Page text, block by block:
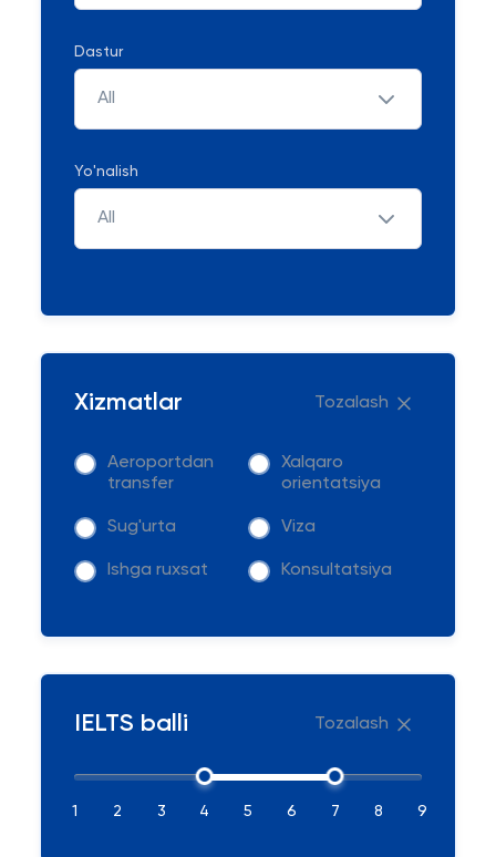
Dastur
All
Yo'nalish
All
Xizmatlar Tozalash
Aeroportdan
transfer
Xalqaro
orientatsiya
Sug'urta Viza
Ishga ruxsat Konsultatsiya
IELTS balli Tozalash
1 2 3 4 5 6 7 8 9